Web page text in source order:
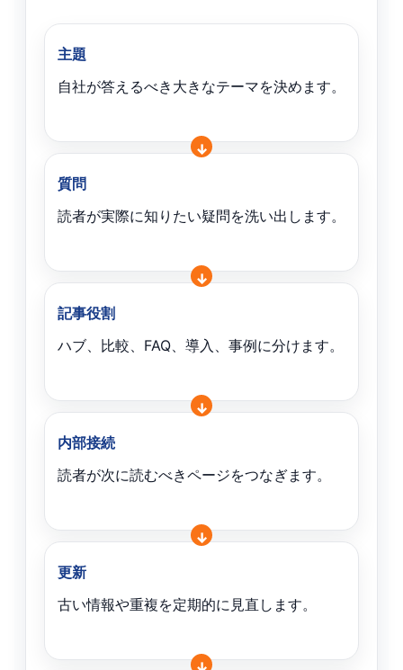
主題
自社が答えるべき大きなテーマを決めます。
質問
読者が実際に知りたい疑問を洗い出します。
記事役割
ハブ、比較、FAQ、導入、事例に分けます。
内部接続
読者が次に読むべきページをつなぎます。
更新
古い情報や重複を定期的に見直します。